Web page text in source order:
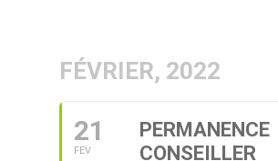
FÉVRIER, 2022
21
FEV
PERMANENCE
CONSEILLER